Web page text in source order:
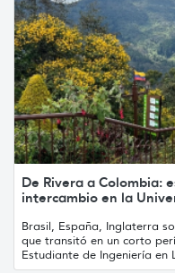
De Rivera a Colombia:
intercambio en la
Brasil, España, Inglaterra
que transitó en un corto
Estudiante de Ingeniería en